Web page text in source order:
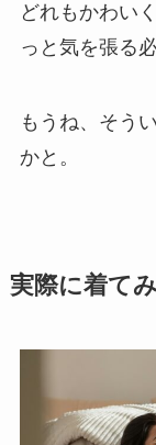
どれもかわい
っと気を張る
もうね、そう
かと。
実際に着て